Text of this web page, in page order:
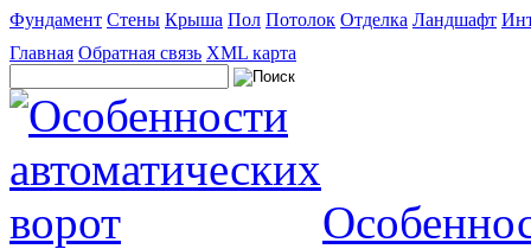
Фундамент Стены Крыша Пол Потолок Отделка Ландшафт
Главная Обратная связь XML карта